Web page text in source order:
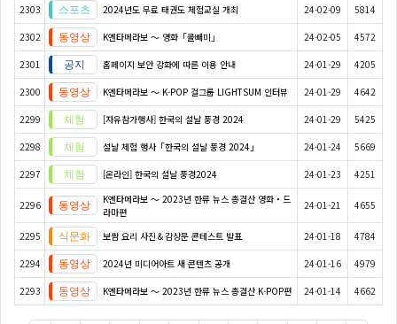
2303 2024년도 무료 태권도 체험교실 개최 24-02-09 5814
2302 K엔타메라보 ～ 영화「올빼미」 24-02-05 4572
2301 홈페이지 보안 강화에 따른 이용 안내 24-01-29 4205
2300 K엔타메라보 ～ K-POP 걸그룹 LIGHTSUM 인터뷰 24-01-29 4642
2299 [자유참가행사] 한국의 설날 풍경 2024 24-01-29 5425
2298 설날 체험 행사「한국의 설날 풍경 2024」 24-01-24 5669
2297 [온라인] 한국의 설날 풍경2024 24-01-23 4251
2296
K엔타메라보 ～ 2023년 한류 뉴스 총결산 영화・드
라마편
24-01-21 4655
2295 보쌈 요리 사진＆감상문 콘테스트 발표 24-01-18 4784
2294 2024년 미디어아트 새 콘텐츠 공개 24-01-16 4979
2293 K엔타메라보 ～ 2023년 한류 뉴스 총결산 K-POP편 24-01-14 4662